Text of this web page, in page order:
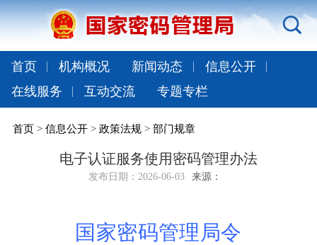
首页 机构概况 新闻动态
信息公开
在线服务
互动交流 专题专栏
首页> 信息公开> 政策法规> 部门规章
电子认证服务使用密码管理办法
发布日期： 2026-06-03 来源：
国家密码管理局令